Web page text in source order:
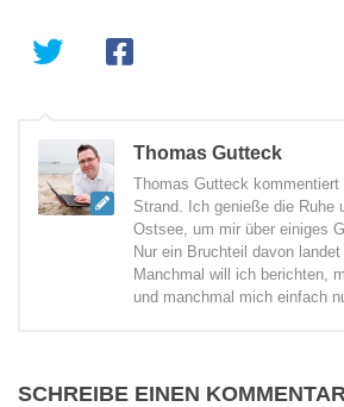
Thomas Gutteck
Thomas Gutteck kommentiert
Strand. Ich genieße die Ruhe
Ostsee, um mir über einiges
Nur ein Bruchteil davon
Manchmal will ich berichten,
und manchmal mich einfach
SCHREIBE EINEN